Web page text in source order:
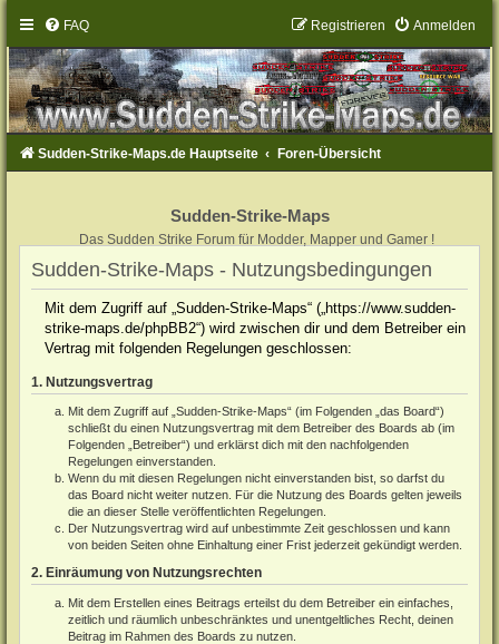
FAQ Anmelden
Registrieren
Sudden-Strike-Maps.de Hauptseite Foren-Übersicht
Sudden-Strike-Maps
Das Sudden Strike Forum für Modder, Mapper und Gamer !
Sudden-Strike-Maps - Nutzungsbedingungen
Mit dem Zugriff auf „Sudden-Strike-Maps“ („https://www.sudden-
strike-maps.de/phpBB2“) wird zwischen dir und dem Betreiber ein
Vertrag mit folgenden Regelungen geschlossen:
1. Nutzungsvertrag
Mit dem Zugriff auf „Sudden-Strike-Maps“ (im Folgenden „das Board“)
schließt du einen Nutzungsvertrag mit dem Betreiber des Boards ab (im
Folgenden „Betreiber“) und erklärst dich mit den nachfolgenden
Regelungen einverstanden.
Wenn du mit diesen Regelungen nicht einverstanden bist, so darfst du
das Board nicht weiter nutzen. Für die Nutzung des Boards gelten jeweils
die an dieser Stelle veröffentlichten Regelungen.
Der Nutzungsvertrag wird auf unbestimmte Zeit geschlossen und kann
von beiden Seiten ohne Einhaltung einer Frist jederzeit gekündigt werden.
2. Einräumung von Nutzungsrechten
Mit dem Erstellen eines Beitrags erteilst du dem Betreiber ein einfaches,
zeitlich und räumlich unbeschränktes und unentgeltliches Recht, deinen
Beitrag im Rahmen des Boards zu nutzen.